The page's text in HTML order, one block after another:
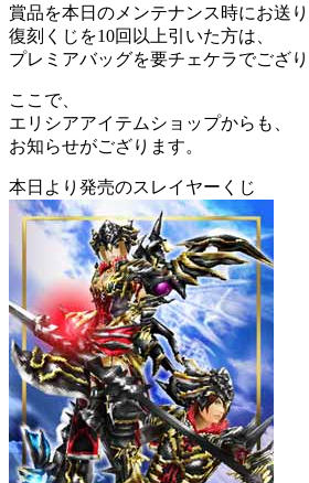
賞品を本日のメンテナンス時にお送
復刻くじを10回以上引いた方は、
プレミアバッグを要チェケラでござり
ここで、
エリシアアイテムショップからも、
お知らせがござります。
本日より発売のスレイヤーくじ